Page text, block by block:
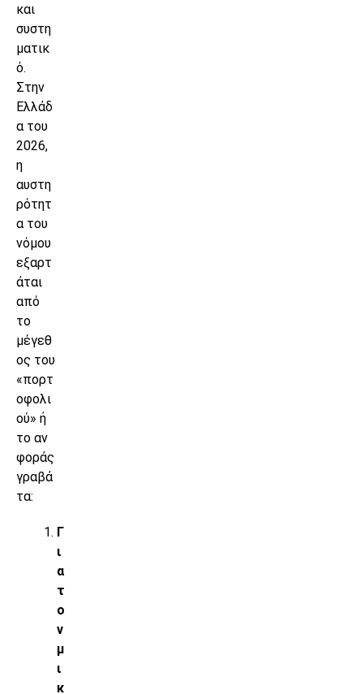
και
συστη
ματικ
ό.
Στην
Ελλάδ
α του
2026,
η
αυστη
ρότητ
α του
νόμου
εξαρτ
άται
από
το
μέγεθ
ος του
«πορτ
οφολι
ού» ή
το αν
φοράς
γραβά
τα:
Γ
ι
α
τ
ο
ν
μ
ι
κ